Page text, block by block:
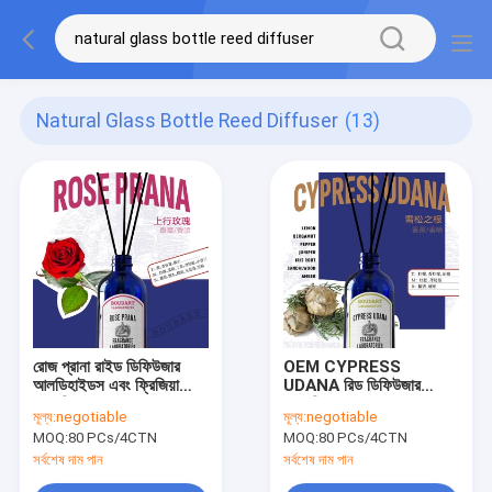
Natural Glass Bottle Reed Diffuser (13)
রোজ প্রানা রাইড ডিফিউজার
আলডিহাইডস এবং ফ্রিজিয়া
মূল্য:negotiable
MOQ:80 PCs/4CTN
সর্বশেষ দাম পান
OEM CYPRESS
UDANA রিড ডিফিউজার
প্রয়োজনীয় তেল অ্যারোমা রটন
স্টিকস
মূল্য:negotiable
MOQ:80 PCs/4CTN
সর্বশেষ দাম পান